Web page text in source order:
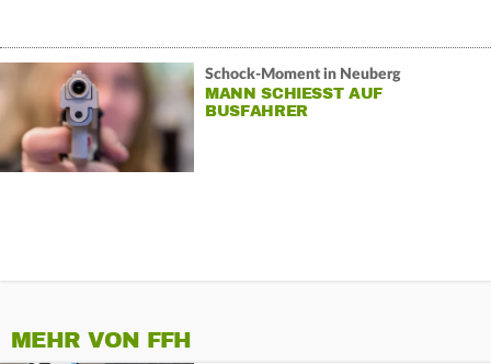
Schock-Moment in Neuberg
MANN SCHIESST AUF B
USFAHRER
MEHR VON FFH